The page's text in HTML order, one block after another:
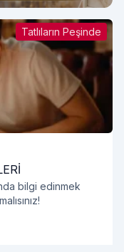
Tatlıların Peşinde
bilgi edinmek